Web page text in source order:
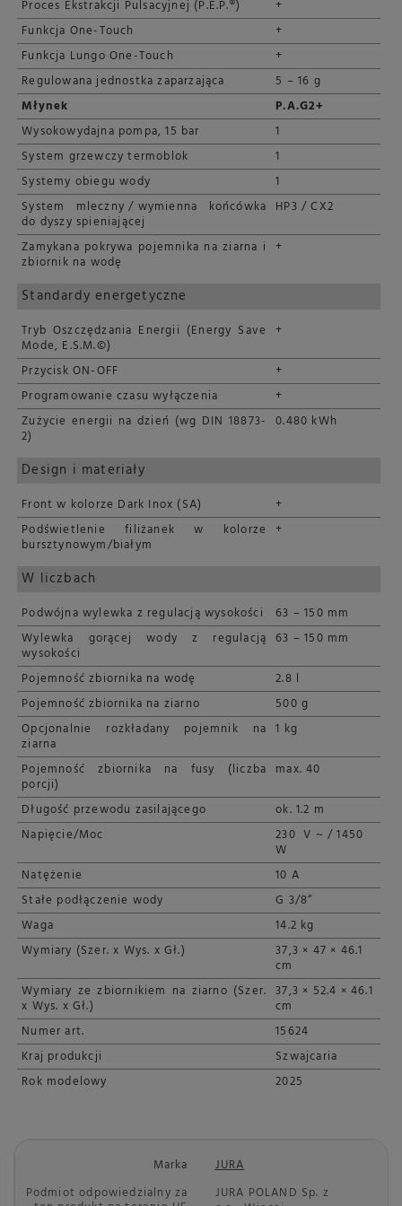
Proces Ekstrakcji Pulsacyjnej (P.E.P.®)
+
Funkcja One-Touch
+
Funkcja Lungo One-Touch
+
Regulowana jednostka zaparzająca
5 – 16 g
Młynek
P.A.G2+
Wysokowydajna pompa, 15 bar
1
System grzewczy termoblok
1
Systemy obiegu wody
1
System mleczny / wymienna końcówka
do dyszy spieniającej
HP3 / CX2
Zamykana pokrywa pojemnika na ziarna i
zbiornik na wodę
+
Standardy energetyczne
Tryb Oszczędzania Energii (Energy Save
Mode, E.S.M.©)
+
Przycisk ON-OFF
+
Programowanie czasu wyłączenia
+
Zużycie energii na dzień (wg DIN 18873-
2)
0.480 kWh
Design i materiały
Front w kolorze Dark Inox (SA)
+
Podświetlenie filiżanek w kolorze
bursztynowym/białym
+
W liczbach
Podwójna wylewka z regulacją wysokości
63 – 150 mm
Wylewka gorącej wody z regulacją
wysokości
63 – 150 mm
Pojemność zbiornika na wodę
2.8 l
Pojemność zbiornika na ziarno
500 g
Opcjonalnie rozkładany pojemnik na
ziarna
1 kg
Pojemność zbiornika na fusy (liczba
porcji)
max. 40
Długość przewodu zasilającego
ok. 1.2 m
Napięcie/Moc
230 V ~ / 1450
W
Natężenie
10 A
Stałe podłączenie wody
G 3/8“
Waga
14.2 kg
Wymiary (Szer. x Wys. x Gł.)
37,3 × 47 × 46.1
cm
Wymiary ze zbiornikiem na ziarno (Szer.
x Wys. x Gł.)
37,3 × 52.4 × 46.1
cm
Numer art.
15624
Kraj produkcji
Szwajcaria
Rok modelowy
2025
Marka
JURA
Podmiot odpowiedzialny za
JURA POLAND Sp. z